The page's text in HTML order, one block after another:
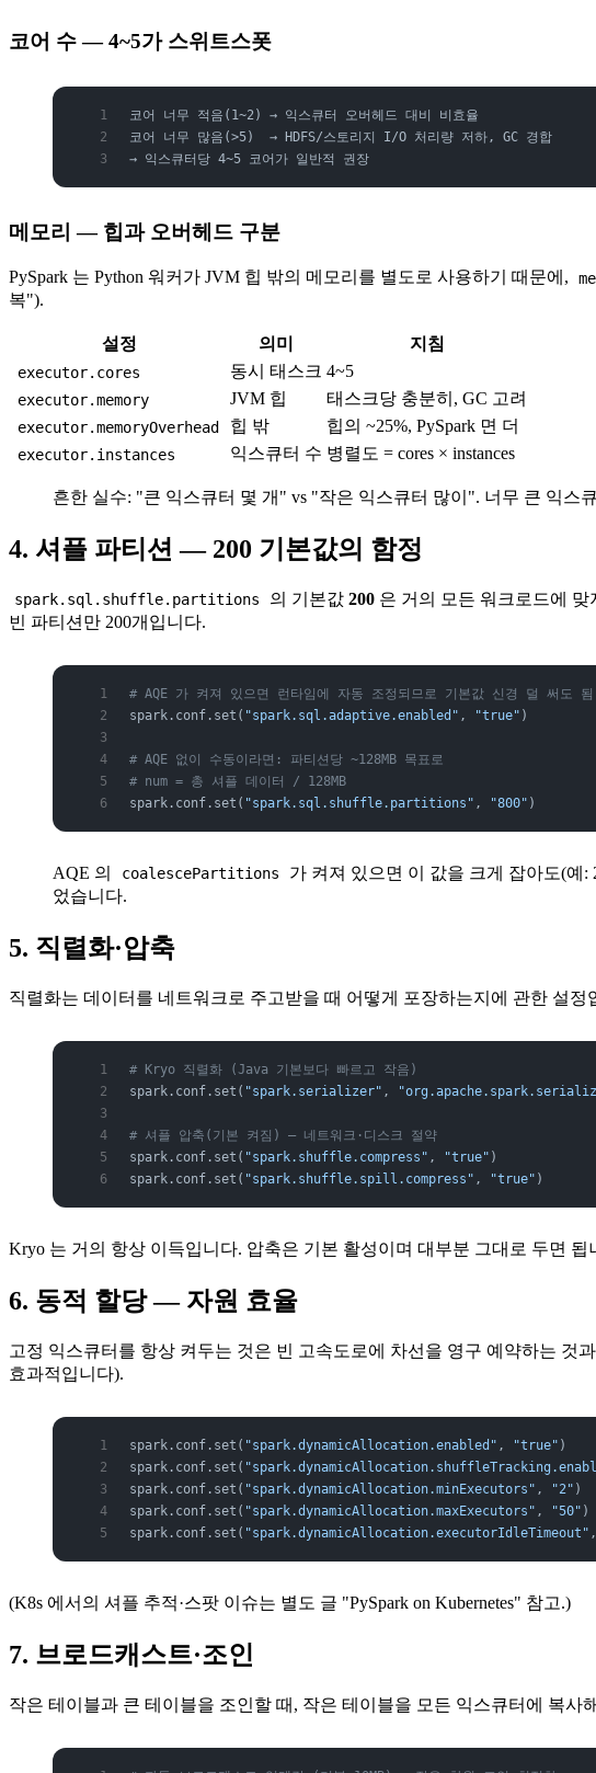
코어 수 — 4~5가 스위트스폿
코어 너무 적음(1~2) → 익스큐터 오버헤드 대비 비효율
코어 너무 많음(>5)  → HDFS/스토리지 I/O 처리량 저하, GC 경합
→ 익스큐터당 4~5 코어가 일반적 권장
메모리 — 힙과 오버헤드 구분
PySpark 는 Python 워커가 JVM 힙 밖의 메모리를 별도로 사용하기 때문에,
복").
설정 의미 지침
executor.cores 동시 태스크 4~5
executor.memory JVM 힙 태스크당 충분히, GC 고려
executor.memoryOverhead 힙 밖 힙의 ~25%, PySpark 면 더
executor.instances 익스큐터 수 병렬도 = cores × instances
흔한 실수: "큰 익스큐터 몇 개" vs "작은 익스큐터 많이". 너무 큰 익스
4. 셔플 파티션 — 200 기본값의 함정
spark.sql.shuffle.partitions 의 기본값200 은 거의 모든 워크로드에
빈 파티션만 200개입니다.
# AQE 가 켜져 있으면 런타임에 자동 조정되므로 기본값 신경 덜 써도 됨
spark.conf.set( "spark.sql.adaptive.enabled" , "true" )
# AQE 없이 수동이라면: 파티션당 ~128MB 목표로
# num = 총 셔플 데이터 / 128MB
spark.conf.set( "spark.sql.shuffle.partitions" , "800" )
AQE 의 coalescePartitions
가 켜져 있으면 이 값을 크게 잡아도(예
었습니다.
5. 직렬화·압축
직렬화는 데이터를 네트워크로 주고받을 때 어떻게 포장하는지에 관한 설
# Kryo 직렬화 (Java 기본보다 빠르고 작음)
spark.conf.set( "spark.serializer" ,
# 셔플 압축(기본 켜짐) — 네트워크·디스크 절약
spark.conf.set( "spark.shuffle.compress" , "true" )
spark.conf.set( "spark.shuffle.spill.compress" , "true" )
Kryo 는 거의 항상 이득입니다. 압축은 기본 활성이며 대부분 그대로 두면 됩
6. 동적 할당 — 자원 효율
고정 익스큐터를 항상 켜두는 것은 빈 고속도로에 차선을 영구 예약하는 것
효과적입니다).
spark.conf.set( "spark.dynamicAllocation.enabled" , "true" )
spark.conf.set(
spark.conf.set( "spark.dynamicAllocation.minExecutors" , "2" )
spark.conf.set( "spark.dynamicAllocation.maxExecutors" , "50" )
spark.conf.set( "spark.dynamicAllocation.executorIdleTimeout" ,
(K8s 에서의 셔플 추적·스팟 이슈는 별도 글 "PySpark on Kubernetes" 참고.)
7. 브로드캐스트·조인
작은 테이블과 큰 테이블을 조인할 때, 작은 테이블을 모든 익스큐터에 복